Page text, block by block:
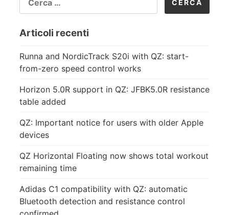
PER:
Articoli recenti
Runna and NordicTrack S20i with QZ: start-
from-zero speed control works
Horizon 5.0R support in QZ: JFBK5.0R resistance
table added
QZ: Important notice for users with older Apple
devices
QZ Horizontal Floating now shows total workout
remaining time
Adidas C1 compatibility with QZ: automatic
Bluetooth detection and resistance control